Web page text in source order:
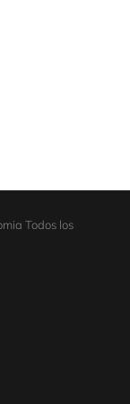
Todos los